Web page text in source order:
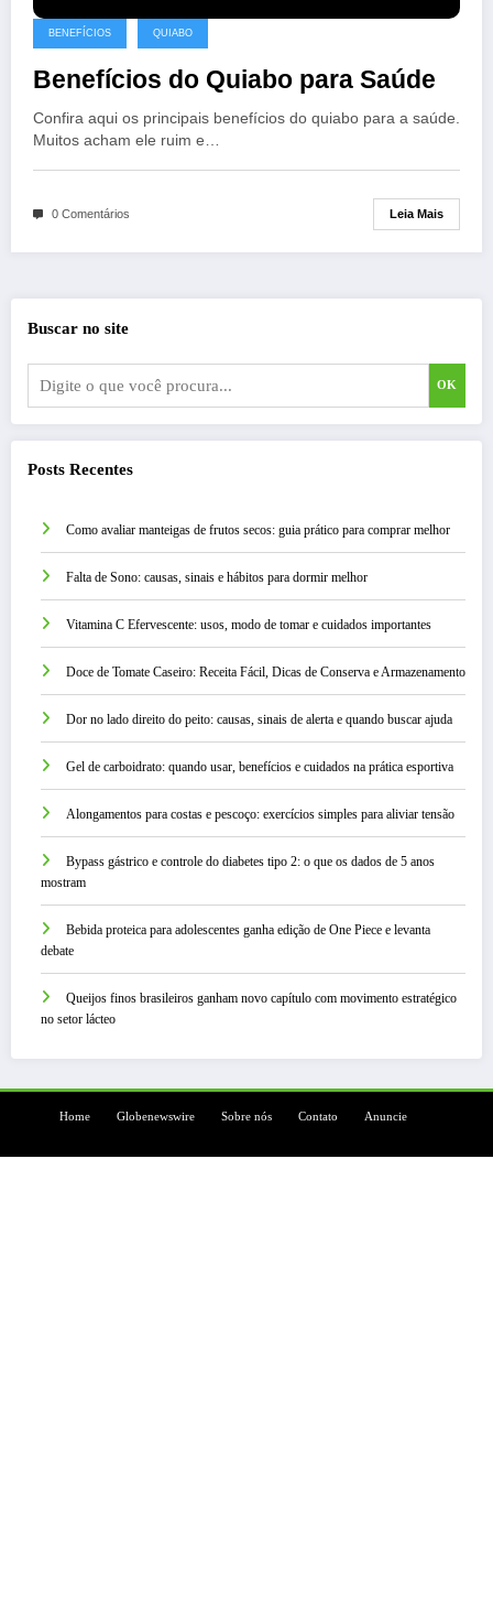
BENEFÍCIOS QUIABO
Benefícios do Quiabo para Saúde
Confira aqui os principais benefícios do quiabo para a saúde.
Muitos acham ele ruim e…
0 Comentários Leia Mais
Buscar no site
OK
Posts Recentes
Como avaliar manteigas de frutos secos: guia prático para comprar melhor
Falta de Sono: causas, sinais e hábitos para dormir melhor
Vitamina C Efervescente: usos, modo de tomar e cuidados importantes
Doce de Tomate Caseiro: Receita Fácil, Dicas de Conserva e Armazenamento
Dor no lado direito do peito: causas, sinais de alerta e quando buscar ajuda
Gel de carboidrato: quando usar, benefícios e cuidados na prática esportiva
Alongamentos para costas e pescoço: exercícios simples para aliviar tensão
Bypass gástrico e controle do diabetes tipo 2: o que os dados de 5 anos
mostram
Bebida proteica para adolescentes ganha edição de One Piece e levanta
debate
Queijos finos brasileiros ganham novo capítulo com movimento estratégico
no setor lácteo
Home Globenewswire Sobre nós Contato Anuncie